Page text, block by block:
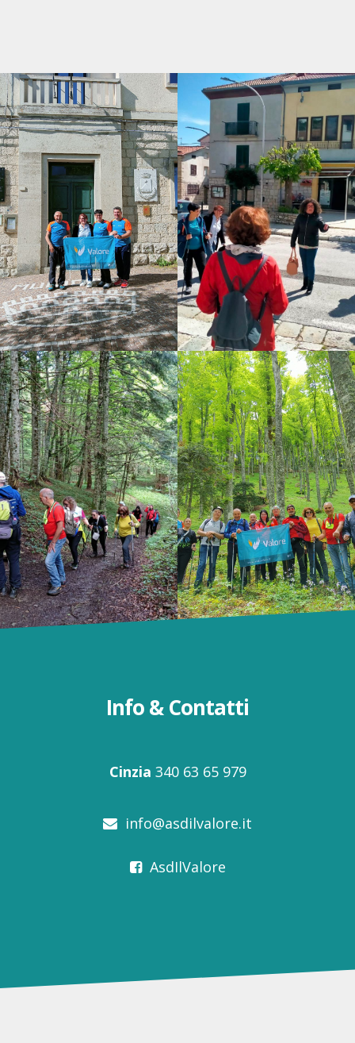
Info & Contatti
Cinzia 340 63 65 979
info@asdilvalore.it
AsdIlValore